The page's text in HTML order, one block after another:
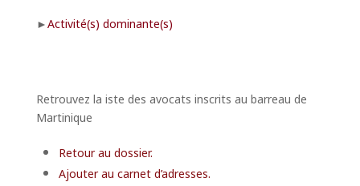
Activité(s) dominante(s)
Retrouvez la iste des avocats inscrits au barreau de
Martinique
Retour au dossier.
Ajouter au carnet d’adresses.